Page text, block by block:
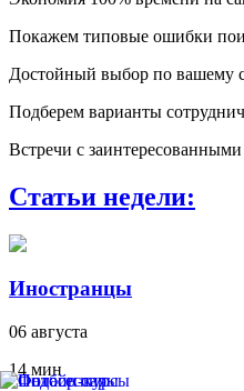
Покажем типовые ошибки
Достойный выбор по вашему
Подберем варианты
Встречи с
Статьи недели:
Иностранцы
06 августа
14 мин